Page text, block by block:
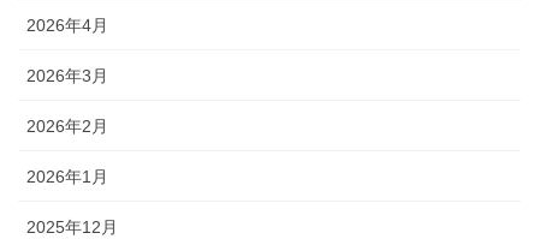
2026年4月
2026年3月
2026年2月
2026年1月
2025年12月